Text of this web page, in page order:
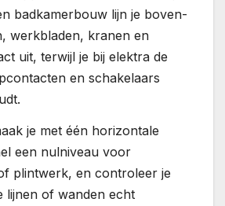
badkamerbouw lijn je boven-
werkbladen, kranen en
uit, terwijl je bij elektra de
en schakelaars
je met één horizontale
een nulniveau voor
plintwerk, en controleer je
lijnen of wanden echt